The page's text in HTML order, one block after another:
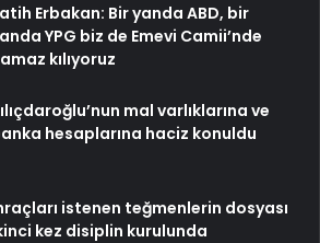
Erbakan: Bir yanda ABD, bir
YPG biz de Emevi Camii’nde
kılıyoruz
mal varlıklarına ve
hesaplarına haciz konuldu
istenen teğmenlerin dosyası
kez disiplin kurulunda